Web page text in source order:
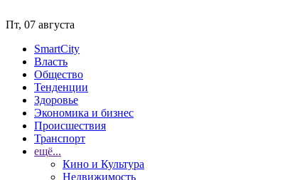
Пт, 07 августа
SmartCity
Власть
Общество
Тенденции
Здоровье
Экономика и бизнес
Происшествия
Транспорт
ещё...
Кино и Культура
Недвижимость